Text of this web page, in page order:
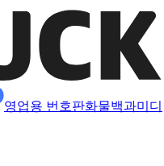
영업용 번호판화물백과미디